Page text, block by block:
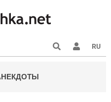
RU